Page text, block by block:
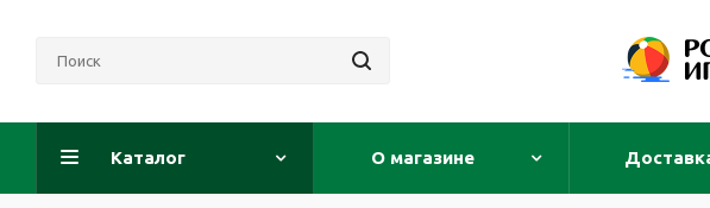
Каталог О магазине